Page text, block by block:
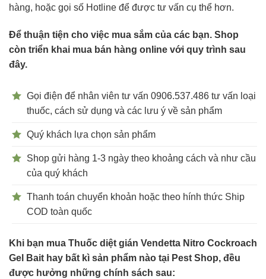
hàng, hoặc gọi số Hotline để được tư vấn cụ thể hơn.
Để thuận tiện cho việc mua sắm của các bạn. Shop
còn triển khai mua bán hàng online với quy trình sau
đây.
Gọi điện để nhân viên tư vấn 0906.537.486 tư vấn loại
thuốc, cách sử dụng và các lưu ý về sản phẩm
Quý khách lựa chọn sản phẩm
Shop gửi hàng 1-3 ngày theo khoảng cách và như cầu
của quý khách
Thanh toán chuyển khoản hoặc theo hính thức Ship
COD toàn quốc
Khi bạn mua Thuốc diệt gián Vendetta Nitro Cockroach
Gel Bait hay bất kì sản phẩm nào tại Pest Shop, đều
được hưởng những chính sách sau: